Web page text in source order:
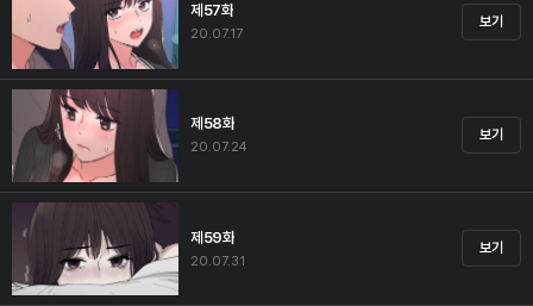
제57화
20.07.17
보기
제58화
20.07.24
보기
제59화
20.07.31
보기